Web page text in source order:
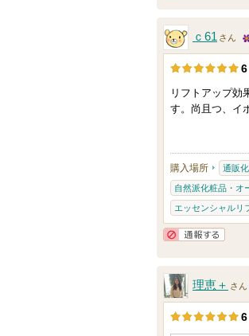
ｃ61 さん
2
5
に
6
リフトアップ効
す。尚且つ、イ
購入場所 通販
自然派化粧品・オ
エッセンシャルリ
理恵＋ さん
6